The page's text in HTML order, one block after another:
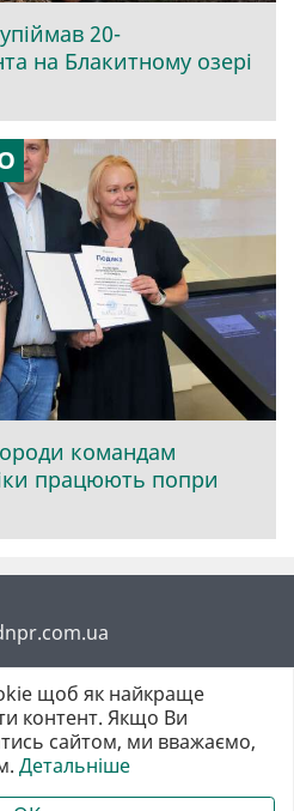
20-
на Блакитному озері
командам
працюють попри
порадниця
або частковому використанні
щоб як найкраще
контент. Якщо Ви
сайтом, ми вважаємо,
Детальніше